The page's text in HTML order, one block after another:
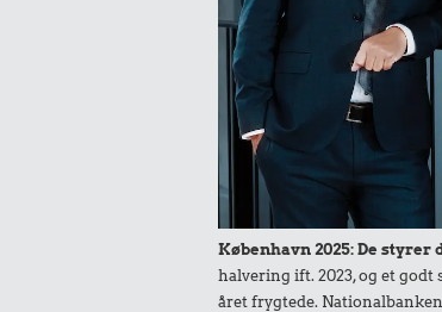
0,61 kr.
Røget sild
København 2025: De
halvering ift. 2023, og et
året frygtede.